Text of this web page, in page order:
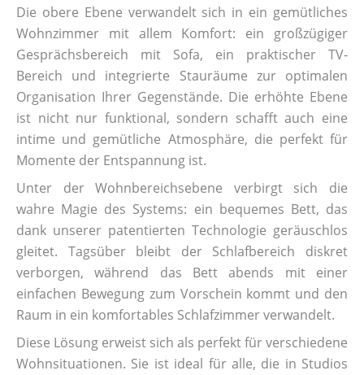
Die obere Ebene verwandelt sich in ein gemütliches
Wohnzimmer mit allem Komfort: ein großzügiger
Gesprächsbereich mit Sofa, ein praktischer TV-
Bereich und integrierte Stauräume zur optimalen
Organisation Ihrer Gegenstände. Die erhöhte Ebene
ist nicht nur funktional, sondern schafft auch eine
intime und gemütliche Atmosphäre, die perfekt für
Momente der Entspannung ist.
Unter der Wohnbereichsebene verbirgt sich die
wahre Magie des Systems: ein bequemes Bett, das
dank unserer patentierten Technologie geräuschlos
gleitet. Tagsüber bleibt der Schlafbereich diskret
verborgen, während das Bett abends mit einer
einfachen Bewegung zum Vorschein kommt und den
Raum in ein komfortables Schlafzimmer verwandelt.
Diese Lösung erweist sich als perfekt für verschiedene
Wohnsituationen. Sie ist ideal für alle, die in Studios